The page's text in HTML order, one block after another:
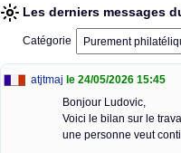
Les derniers messages
Catégorie
atjtmaj le 24/05/2026 15:45
Bonjour Ludovic,
Voici le bilan sur le
une personne veut